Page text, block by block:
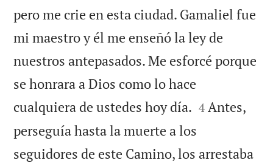
pero me crie en esta ciudad. Gamaliel fue
mi maestro y él me enseñó la ley de
nuestros antepasados. Me esforcé porque
se honrara a Dios como lo hace
cualquiera de ustedes hoy día. 

4 Antes,
perseguía hasta la muerte a los
seguidores de este Camino, los arrestaba